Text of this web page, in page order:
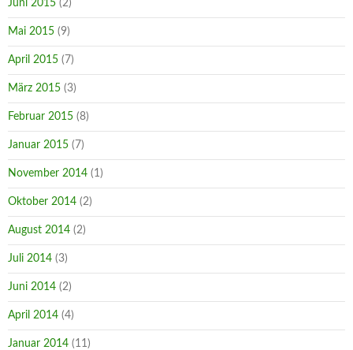
Juni 2015 (2)
Mai 2015 (9)
April 2015 (7)
März 2015 (3)
Februar 2015 (8)
Januar 2015 (7)
November 2014 (1)
Oktober 2014 (2)
August 2014 (2)
Juli 2014 (3)
Juni 2014 (2)
April 2014 (4)
Januar 2014 (11)